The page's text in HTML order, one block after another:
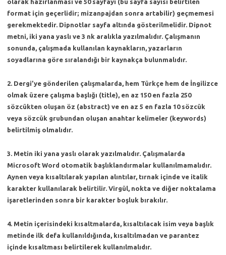
format için geçerlidir; mizanpajdan sonra artabilir) geçmemesi
gerekmektedir. Dipnotlar sayfa altında gösterilmelidir. Dipnot
metni, iki yana yaslı ve 3 nk aralıkla yazılmalıdır. Çalışmanın
sonunda, çalışmada kullanılan kaynakların, yazarların
soyadlarına göre sıralandığı bir kaynakça bulunmalıdır.
2. Dergi’ye gönderilen çalışmalarda, hem Türkçe hem de İngilizce
olmak üzere çalışma başlığı (title), en az 150 en fazla 250
sözcükten oluşan öz (abstract) ve en az 5 en fazla 10 sözcük
veya sözcük grubundan oluşan anahtar kelimeler (keywords)
belirtilmiş olmalıdır.
3. Metin iki yana yaslı olarak yazılmalıdır. Çalışmalarda
Microsoft Word otomatik başlıklandırmalar kullanılmamalıdır.
Aynen veya kısaltılarak yapılan alıntılar, tırnak içinde ve italik
karakter kullanılarak belirtilir. Virgül, nokta ve diğer noktalama
işaretlerinden sonra bir karakter boşluk bırakılır.
4. Metin içerisindeki kısaltmalarda, kısaltılacak isim veya başlık
metinde ilk defa kullanıldığında, kısaltılmadan ve parantez
içinde kısaltması belirtilerek kullanılmalıdır.